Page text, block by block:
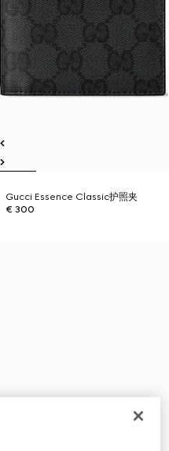
Gucci Essence Classic护照夹
€ 300